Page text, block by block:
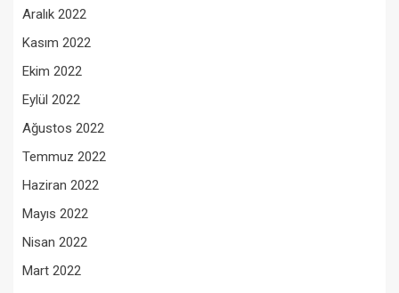
Aralık 2022
Kasım 2022
Ekim 2022
Eylül 2022
Ağustos 2022
Temmuz 2022
Haziran 2022
Mayıs 2022
Nisan 2022
Mart 2022